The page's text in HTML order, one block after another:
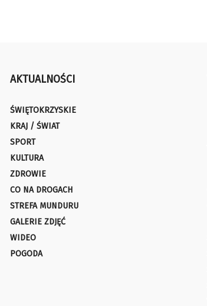
AKTUALNOŚCI
ŚWIĘTOKRZYSKIE
KRAJ / ŚWIAT
SPORT
KULTURA
ZDROWIE
CO NA DROGACH
STREFA MUNDURU
GALERIE ZDJĘĆ
WIDEO
POGODA